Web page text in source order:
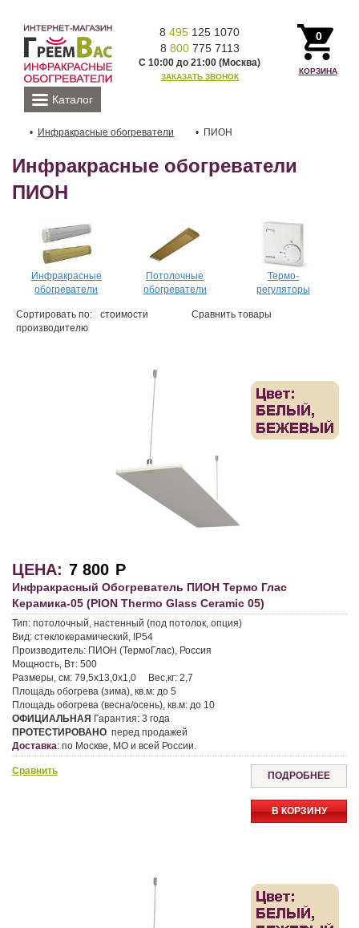
Каталог
8 495 125 1070
8 800775 7113
С 10:00 до 21:00 (Москва)
ЗАКАЗАТЬ ЗВОНОК
0
КОРЗИНА
Инфракрасные обогреватели ПИОН
Инфракрасные обогреватели
ПИОН
Инфракрасные
обогреватели
Потолочные
обогреватели
Термо-
регуляторы
Сортировать по:
стоимости
производителю
Сравнить товары
ЦЕНА: 7 800 Р
Инфракрасный Обогреватель ПИОН Термо Глас
Керамика-05 (PION Thermo Glass Ceramic 05)
Тип: потолочный, настенный (под потолок, опция)
Вид: стеклокерамический, IP54
Производитель: ПИОН (ТермоГлас), Россия
Мощность, Вт: 500
Размеры, см: 79,5х13,0х1,0 Вес,кг: 2,7
Площадь обогрева (зима), кв.м: до 5
Площадь обогрева (весна/осень), кв.м: до 10
ОФИЦИАЛЬНАЯ Гарантия: 3 года
ПРОТЕСТИРОВАНО перед продажей
Доставка: по Москве, МО и всей России.
Сравнить ПОДРОБНЕЕ
В КОРЗИНУ